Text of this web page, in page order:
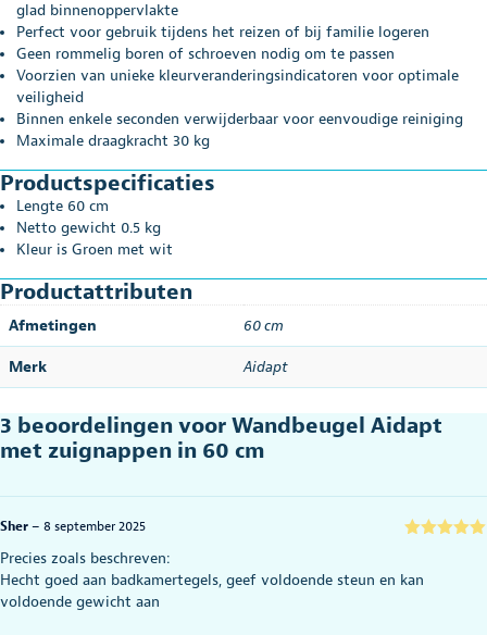
glad binnenoppervlakte
Perfect voor gebruik tijdens het reizen of bij familie logeren
Geen rommelig boren of schroeven nodig om te passen
Voorzien van unieke kleurveranderingsindicatoren voor optimale
veiligheid
Binnen enkele seconden verwijderbaar voor eenvoudige reiniging
Maximale draagkracht 30 kg
Productspecificaties
Lengte 60 cm
Netto gewicht 0.5 kg
Kleur is Groen met wit
Productattributen
Afmetingen 60 cm
Merk Aidapt
3 beoordelingen voor Wandbeugel Aidapt
met zuignappen in 60 cm
Sher – 8 september 2025
Precies zoals beschreven:
Hecht goed aan badkamertegels, geef voldoende steun en kan
voldoende gewicht aan